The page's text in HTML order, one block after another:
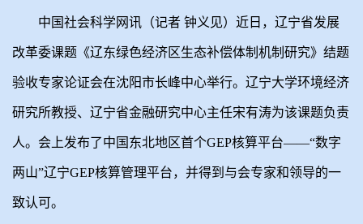
中国社会科学网讯（记者 钟义见）近日，辽宁省发展
改革委课题《辽东绿色经济区生态补偿体制机制研究》结题
验收专家论证会在沈阳市长峰中心举行。辽宁大学环境经济
研究所教授、辽宁省金融研究中心主任宋有涛为该课题负责
人。会上发布了中国东北地区首个GEP核算平台——“数字
两山”辽宁GEP核算管理平台，并得到与会专家和领导的一
致认可。